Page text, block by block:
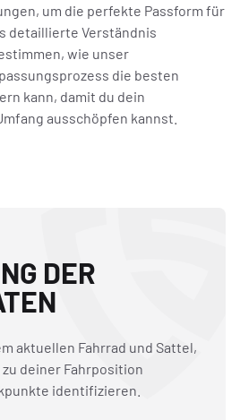
um die perfekte Passform für
detaillierte Verständnis
wie unser
die besten
kann, damit du dein
ausschöpfen kannst.
DER
aktuellen Fahrrad und Sattel,
deiner Fahrposition
identifizieren.